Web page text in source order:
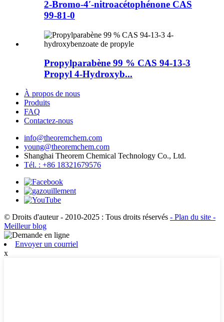
2-Bromo-4′-nitroacétophénone CAS
99-81-0
Propylparabène 99 % CAS 94-13-3
Propyl 4-Hydroxyb...
À propos de nous
Produits
FAQ
Contactez-nous
info@theoremchem.com
young@theoremchem.com
Shanghai Theorem Chemical Technology Co., Ltd.
Tél. : +86 18321679576
© Droits d'auteur - 2010-2025 : Tous droits réservés - Plan du site -
Meilleur blog
Envoyer un courriel
x